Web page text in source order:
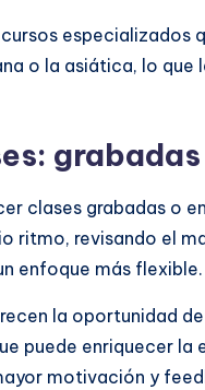
especializados
o la asiática, lo que
clases grabadas o
ritmo, revisando el
enfoque más flexible.
la oportunidad
puede enriquecer
motivación y